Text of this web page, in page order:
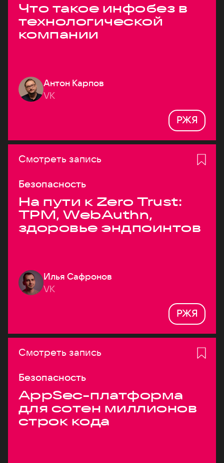
Что такое инфобез в
технологической
компании
Антон Карпов
VK
РЖЯ
Смотреть запись
Безопасность
На пути к Zero Trust:
TPM, WebAuthn,
здоровье эндпоинтов
Илья Сафронов
VK
РЖЯ
Смотреть запись
Безопасность
AppSec-платформа
для сотен миллионов
строк кода